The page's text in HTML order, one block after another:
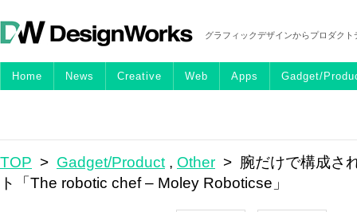
グラフィックデザインからプロダク
Home News Creative Web Apps Gadget/
TOP > Gadget/Product , Other > 腕だけで構成さ
ト「The robotic chef – Moley Roboticse」